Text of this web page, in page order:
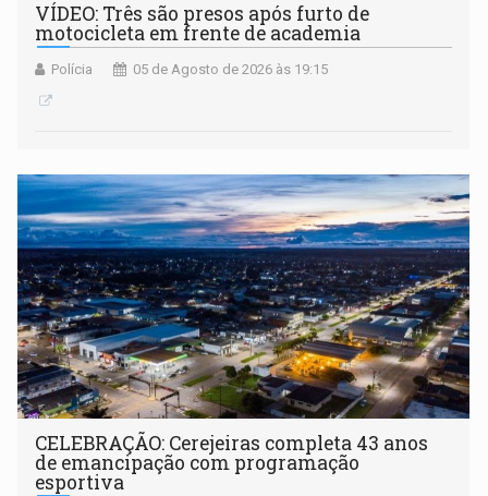
VÍDEO: Três são presos após furto de
motocicleta em frente de academia
Polícia 05 de Agosto de 2026 às 19:15
CELEBRAÇÃO: Cerejeiras completa 43 anos
de emancipação com programação
esportiva